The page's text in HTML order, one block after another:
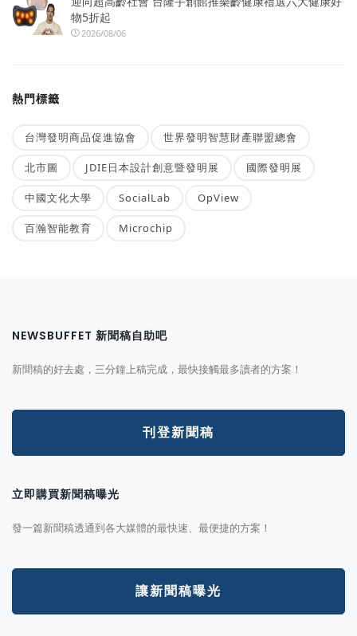
物5折起
2026/08/06
熱門標籤
台灣發明商品促進協會 世界發明智慧財產聯盟總會
北市圖 JDIE日本設計創意暨發明展 國際發明展
中國文化大學 SocialLab OpView
百瀚智能教育 Microchip
NEWSBUFFET 新聞稿自助吧
新聞稿的好去處，三分鐘上稿完成，最快接觸最多讀者的方案！
刊登新聞稿
立即購買新聞稿曝光
發一篇新聞稿透通到各大媒體的最快速、最便捷的方案！
讓新聞稿曝光